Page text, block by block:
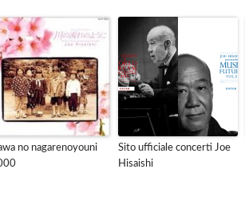
no nagarenoyouni
Sito ufficiale concerti Joe
Hisaishi